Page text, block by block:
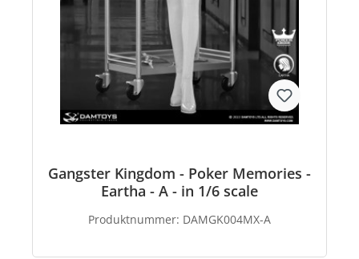
Gangster Kingdom - Poker Memories -
Eartha - A - in 1/6 scale
Produktnummer: DAMGK004MX-A